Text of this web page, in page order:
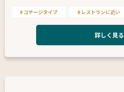
コテージタイプ レストランに近い
詳しく見る